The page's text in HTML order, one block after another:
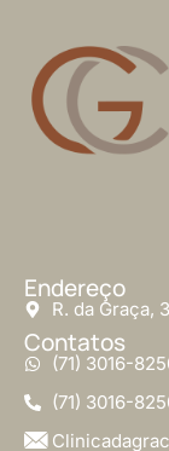
Endereço
R. da Graça,
Contatos
(71) 3016-
(71) 3016-